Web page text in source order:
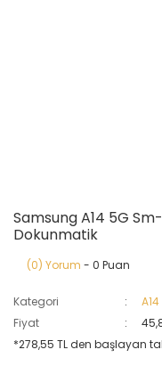
Samsung A14 5G
Dokunmatik
(0) Yorum - 0 Puan
Kategori
Fiyat
*278,55 TL den başlayan